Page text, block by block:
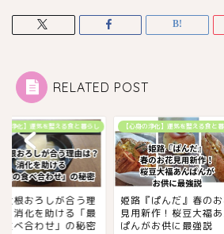
RELATED POST
の浄化】運気を整える食と暮らし
大根おろしが合う理
？消化を助ける「最
食べ合わせ」の秘密
【心身の浄化】運気を整える食と
姫路『ぱんだ』春の
見用新作！桜豆大福
ぱんがお供に最強説